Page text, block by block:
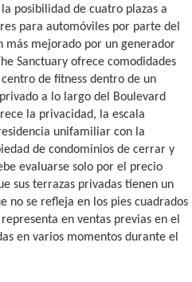
posibilidad de cuatro plazas a
para automóviles por parte del
más mejorado por un generador
Sanctuary ofrece comodidades
de fitness dentro de un
a lo largo del Boulevard
la privacidad, la escala
unifamiliar con la
de condominios de cerrar y
evaluarse solo por el precio
sus terrazas privadas tienen un
no se refleja en los pies cuadrados
en ventas previas en el
en varios momentos durante el